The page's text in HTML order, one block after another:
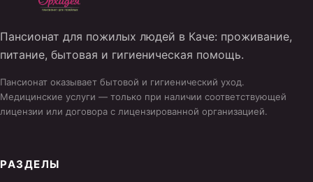
Пансионат для пожилых людей в Каче: проживание,
питание, бытовая и гигиеническая помощь.
Пансионат оказывает бытовой и гигиенический уход.
Медицинские услуги — только при наличии соответствующей
лицензии или договора с лицензированной организацией.
РАЗДЕЛЫ